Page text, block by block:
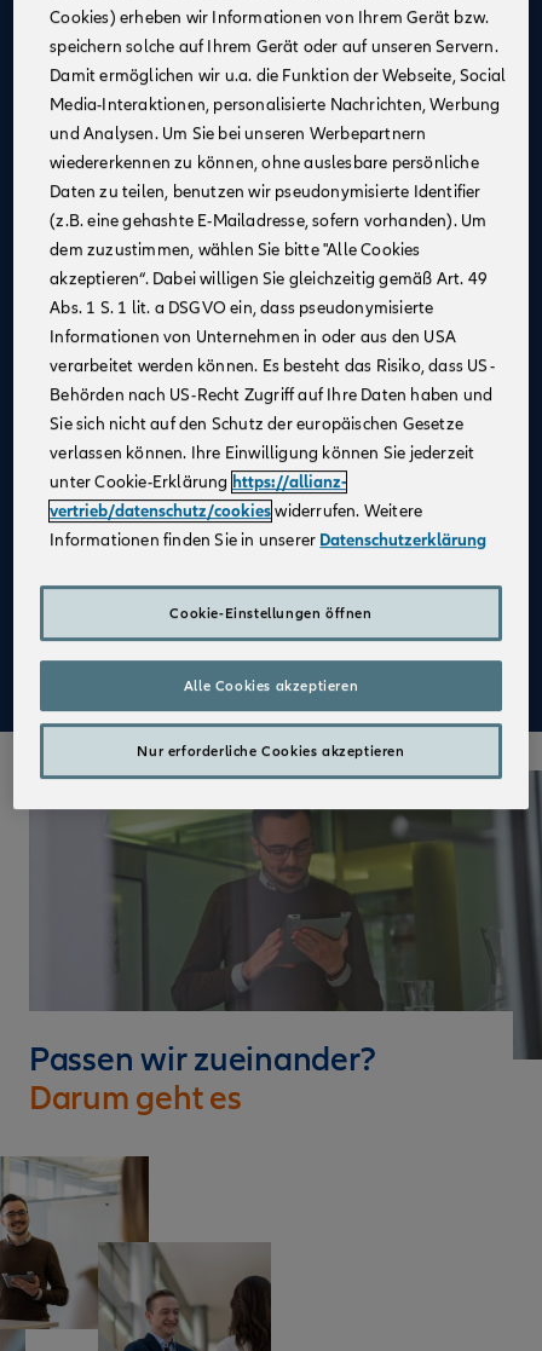
Deine Vorteile
im Vertrieb der Allianz
Kontinuierliche Unterstützung : Profitiere von
Schulungen und Coachings durch erfahrene
Mitarbeiter:innen, Trainer:innen und Führungskräfte,
um fachlich und persönlich zu wachsen.
Flexible Arbeitsmöglichkeiten
: Nutze unsere
digitalen Beratungstools, um von überall aus zu
arbeiten und Deine Kundinnen und Kunden
bestmöglich zu betreuen.
Attraktives Vergütungsmodell: Gestalte Dein
Einkommen selbst – durch Fleiß und Engagement
kannst Du über Dein Festgehalt hinaus Provisionen
und leistungsbezogene Sondervergütungen
verdienen.
Karriereentwicklung: Entwickle Dich gezielt weiter –
durch regelmäßige Gespräche und transparente
Zusammenarbeit und die Grundlage für Deinen
individuellen Karriereweg.
Mehr zu Deinen Vorteilen im Vertrieb der Allianz
Passen wir zueinander?
Darum geht es
Cookies) erheben wir Informationen von Ihrem Gerät bzw.
speichern solche auf Ihrem Gerät oder auf unseren Servern.
Damit ermöglichen wir u.a. die Funktion der Webseite, Social
Media-Interaktionen, personalisierte Nachrichten, Werbung
und Analysen. Um Sie bei unseren Werbepartnern
wiedererkennen zu können, ohne auslesbare persönliche
Daten zu teilen, benutzen wir pseudonymisierte Identifier
(z.B. eine gehashte E-Mailadresse, sofern vorhanden). Um
dem zuzustimmen, wählen Sie bitte "Alle Cookies
akzeptieren“. Dabei willigen Sie gleichzeitig gemäß Art. 49
Abs. 1 S. 1 lit. a DSGVO ein, dass pseudonymisierte
Informationen von Unternehmen in oder aus den USA
verarbeitet werden können. Es besteht das Risiko, dass US-
Behörden nach US-Recht Zugriff auf Ihre Daten haben und
Sie sich nicht auf den Schutz der europäischen Gesetze
verlassen können. Ihre Einwilligung können Sie jederzeit
unter Cookie-Erklärung https://allianz-
vertrieb/datenschutz/cookieswiderrufen. Weitere
Informationen finden Sie in unserer Datenschutzerklärung
Cookie-Einstellungen öffnen
Nur erforderliche Cookies akzeptieren
Alle Cookies akzeptieren